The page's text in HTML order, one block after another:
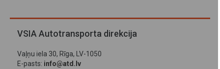
VSIA Autotransporta direkcija
Vaļņu iela 30, Rīga, LV-1050
E-pasts: info@atd.lv